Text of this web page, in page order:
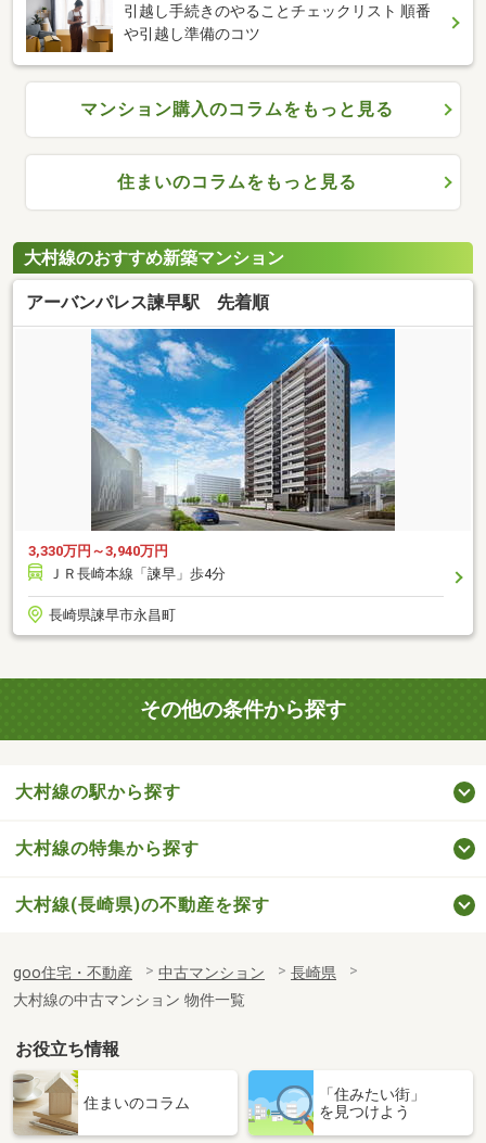
引越し手続きのやることチェックリスト 順番
や引越し準備のコツ
マンション購入のコラムをもっと見る
住まいのコラムをもっと見る
大村線のおすすめ新築マンション
アーバンパレス諫早駅 先着順
3,330万円～3,940万円
ＪＲ長崎本線「諫早」歩4分
長崎県諫早市永昌町
その他の条件から探す
大村線の駅から探す
大村線の特集から探す
大村線(長崎県)の不動産を探す
goo住宅・不動産 中古マンション
長崎県
大村線の中古マンション 物件一覧
お役立ち情報
住まいのコラム
「住みたい街」
を見つけよう